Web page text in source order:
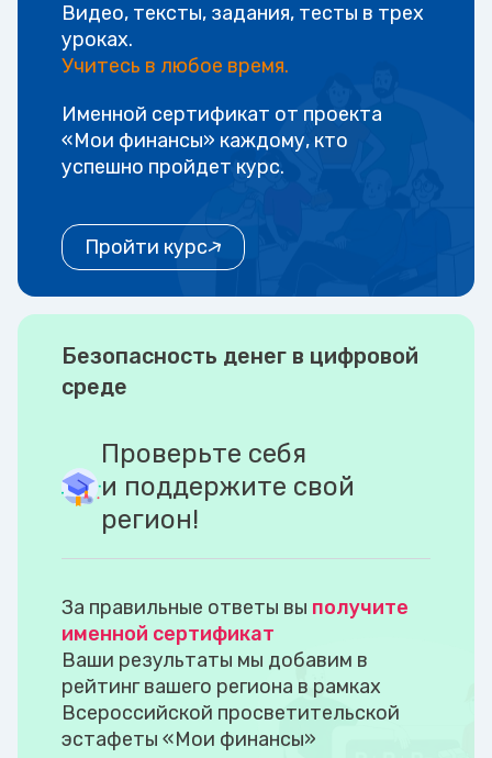
Видео, тексты, задания, тесты в трех
уроках.
Учитесь в любое время.
Именной сертификат от проекта
«Мои финансы» каждому, кто
успешно пройдет курс.
Пройти курс
Безопасность денег в цифровой
среде
Проверьте себя
и поддержите свой
регион!
За правильные ответы вы получите
именной сертификат
Ваши результаты мы добавим в
рейтинг вашего региона в рамках
Всероссийской просветительской
эстафеты «Мои финансы»